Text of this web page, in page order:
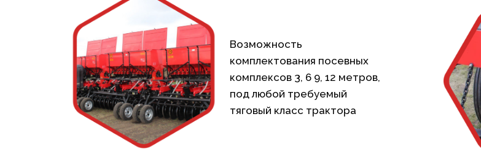
Возможность
комплектования посевных
комплексов 3, 6 9, 12 метров,
под любой требуемый
тяговый класс трактора